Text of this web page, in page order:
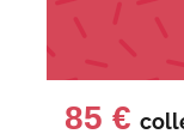
85 €